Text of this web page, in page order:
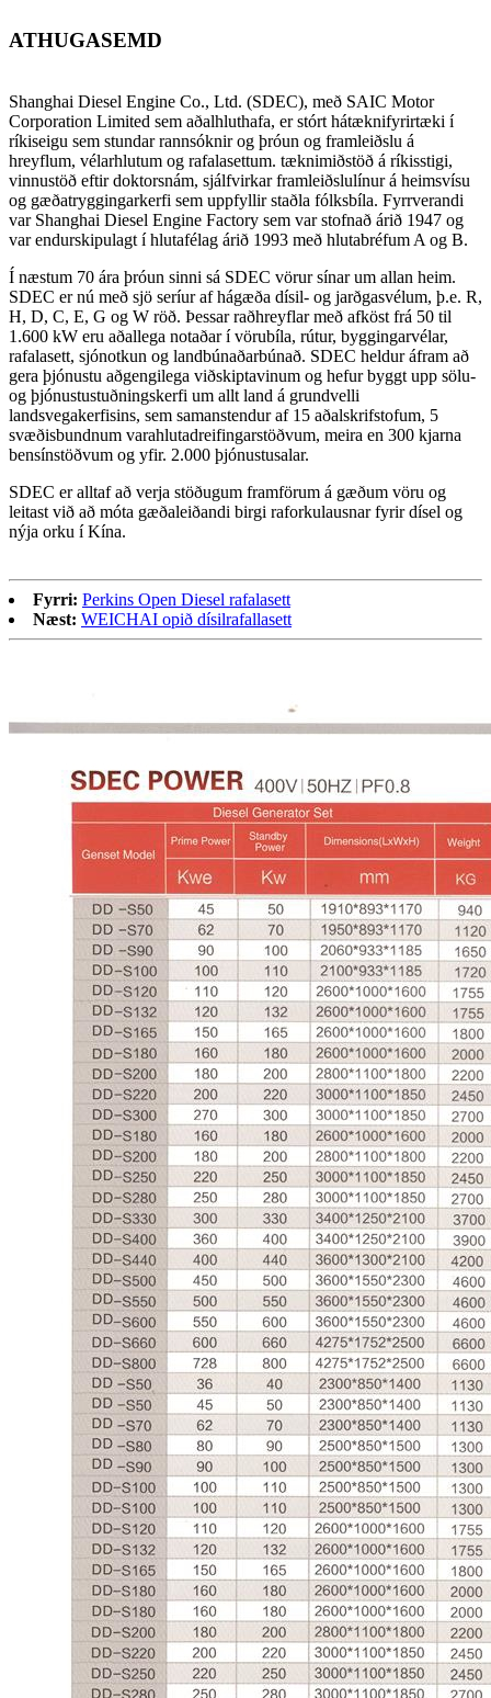
ATHUGASEMD
Shanghai Diesel Engine Co., Ltd. (SDEC), með SAIC Motor
Corporation Limited sem aðalhluthafa, er stórt hátæknifyrirtæki í
ríkiseigu sem stundar rannsóknir og þróun og framleiðslu á
hreyflum, vélarhlutum og rafalasettum. tæknimiðstöð á ríkisstigi,
vinnustöð eftir doktorsnám, sjálfvirkar framleiðslulínur á heimsvísu
og gæðatryggingarkerfi sem uppfyllir staðla fólksbíla. Fyrrverandi
var Shanghai Diesel Engine Factory sem var stofnað árið 1947 og
var endurskipulagt í hlutafélag árið 1993 með hlutabréfum A og B.
Í næstum 70 ára þróun sinni sá SDEC vörur sínar um allan heim.
SDEC er nú með sjö seríur af hágæða dísil- og jarðgasvélum, þ.e. R,
H, D, C, E, G og W röð. Þessar raðhreyflar með afköst frá 50 til
1.600 kW eru aðallega notaðar í vörubíla, rútur, byggingarvélar,
rafalasett, sjónotkun og landbúnaðarbúnað. SDEC heldur áfram að
gera þjónustu aðgengilega viðskiptavinum og hefur byggt upp sölu-
og þjónustustuðningskerfi um allt land á grundvelli
landsvegakerfisins, sem samanstendur af 15 aðalskrifstofum, 5
svæðisbundnum varahlutadreifingarstöðvum, meira en 300 kjarna
bensínstöðvum og yfir. 2.000 þjónustusalar.
SDEC er alltaf að verja stöðugum framförum á gæðum vöru og
leitast við að móta gæðaleiðandi birgi raforkulausnar fyrir dísel og
nýja orku í Kína.
Fyrri: Perkins Open Diesel rafalasett
Næst: WEICHAI opið dísilrafallasett